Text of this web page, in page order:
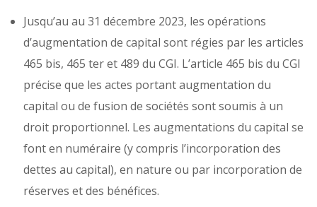
Jusqu’au au 31 décembre 2023, les opérations
d’augmentation de capital sont régies par les articles
465 bis, 465 ter et 489 du CGI. L’article 465 bis du CGI
précise que les actes portant augmentation du
capital ou de fusion de sociétés sont soumis à un
droit proportionnel. Les augmentations du capital se
font en numéraire (y compris l’incorporation des
dettes au capital), en nature ou par incorporation de
réserves et des bénéfices.